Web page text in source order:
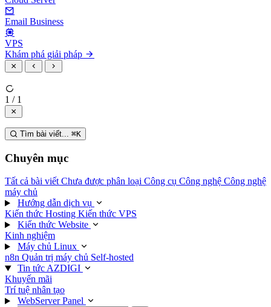
Email Business
VPS
Khám phá giải pháp
1 / 1
Tìm bài viết... ⌘K
Chuyên mục
Tất cả bài viếtChưa được phân loại Công cụ Công nghệ Công nghệ
máy chủ
Hướng dẫn dịch vụ
Kiến thức Hosting Kiến thức VPS
Kiến thức Website
Kinh nghiệm
Máy chủ Linux
n8n Quản trị máy chủ Self-hosted
Tin tức AZDIGI
Khuyến mãi
Trí tuệ nhân tạo
WebServer Panel